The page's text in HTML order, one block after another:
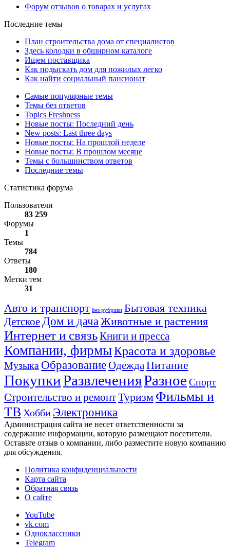
Форум отзывов о товарах и услугах
Последние темы
План строительства дома от специалистов
Здесь колодки в обширном каталоге
Ищем поставщика
Как подыскать дом для пожилых легко
Как найти социальный пансионат
Самые популярные темы
Темы без ответов
Topics Freshness
Новые посты: Последний день
New posts: Last three days
Новые посты: На прошлой неделе
Новые посты: В прошлом месяце
Темы с большинством ответов
Последние темы
Статистика форума
Пользователи
83 259
Форумы
1
Темы
784
Ответы
180
Метки тем
31
Авто и транспорт Без рубрики Бытовая техника
Детское Дом и дача Животные и растения
Интернет и связьКниги и пресса
Компании, фирмыКрасота и здоровье
Музыка ОбразованиеОдеждаПитание
ПокупкиРазвлеченияРазное Спорт
Строительство и ремонтТуризм Фильмы и
ТВ Хобби Электроника
Администрация сайта не несет ответственности за
содержание информации, которую размещают посетители.
Оставьте отзыв о компании, либо разместите новую компанию
для обсуждения.
Политика конфиденциальности
Карта сайта
Обратная связь
О сайте
YouTube
vk.com
Одноклассники
Telegram